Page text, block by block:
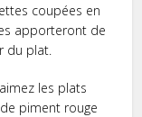
coupées en
apporteront de
du plat.
les plats
piment rouge